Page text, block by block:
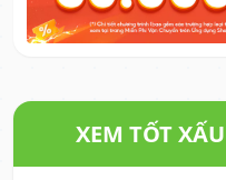
XEM TỐT